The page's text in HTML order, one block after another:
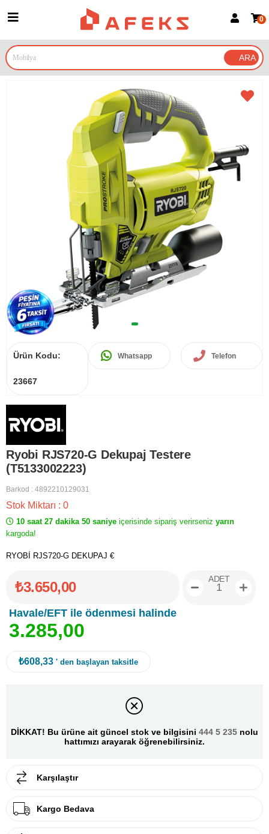
Google İle Bağlan
0
Ürün Kodu:
23667
Whatsapp Telefon
Ryobi RJS720-G Dekupaj Testere
(T5133002223)
Barkod : 4892210129031
Stok Miktarı : 0
10 saat 27 dakika 50 saniye içerisinde sipariş verirseniz yarın
kargoda!
RYOBİ RJS720-G DEKUPAJ €
₺3.650,00
Havale/EFT ile ödenmesi halinde
3.285,00
ADET
₺608,33 ' den başlayan taksitle
DİKKAT! Bu ürüne ait güncel stok ve bilgisini 444 5 235 nolu
hattımızı arayarak öğrenebilirsiniz.
Karşılaştır
Kargo Bedava